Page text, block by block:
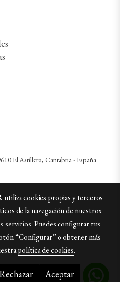
El Astillero, Cantabria - España
utiliza cookies propias y terceros
de la navegación de nuestros
servicios. Puedes configurar tus
“Configurar” o obtener más
política de cookies.
Rechazar Aceptar